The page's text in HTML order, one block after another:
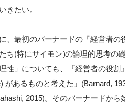
きたい。
、最初のバーナードの『経営者
ち(特にサイモン)の論理的思考の
性」についても、『経営者の役
があるものと考えた」(Barnard,
2015)。そのバーナードか